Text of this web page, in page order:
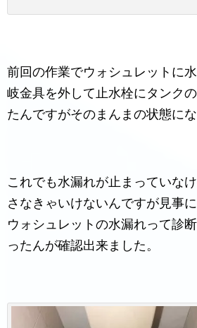
前回の作業でウォシュレットに
岐金具を外して止水栓にタンク
たんですがそのまんまの状態にな
これでも水漏れが止まっていな
さなきゃいけないんですが見事
ウォシュレットの水漏れって診
ったんが確認出来ました。